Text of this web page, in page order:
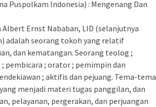
Puspolkam Indonesia) : Mengenang Dan
Ernst Nababan, LID (selanjutnya
adalah seorang tokoh yang relatif
dan kematangan. Seorang teolog ;
pembicara ; orator ; pemimpin dan
; aktifis dan pejuang. Tema-tema
menjadi materi tugas panggilan, dan
pelayanan, pergerakan, dan perjuangan